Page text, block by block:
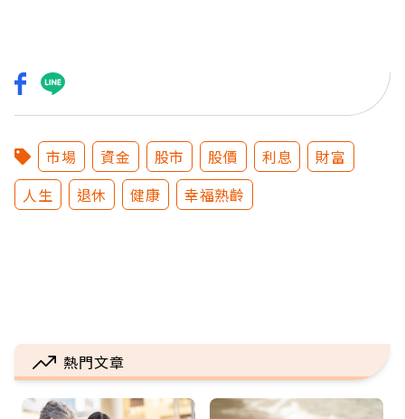
市場 資金 股市 股價 利息
財富
人生
退休 健康 幸福熟齡
熱門文章